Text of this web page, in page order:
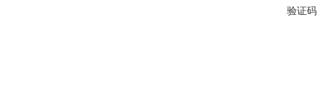
验证码